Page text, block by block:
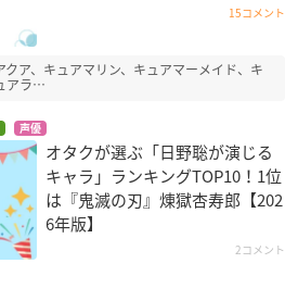
15コメント
ア、キュアマリン、キュアマーメイド、キ
アラ…
声優
オタクが選ぶ「日野聡が演じる
キャラ」ランキングTOP10！1位
は『鬼滅の刃』煉󠄁獄杏寿郎【202
6年版】
2コメント